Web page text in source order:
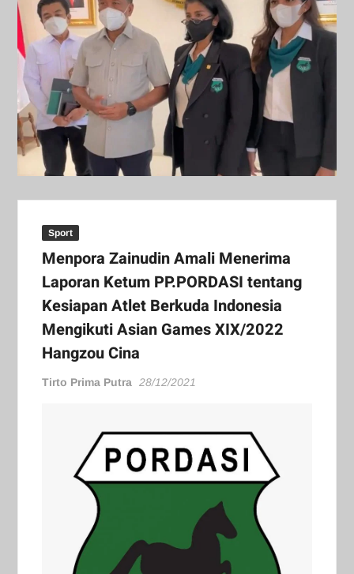
Sport
Menpora Zainudin Amali Menerima
Laporan Ketum PP.PORDASI tentang
Kesiapan Atlet Berkuda Indonesia
Mengikuti Asian Games XIX/2022
Hangzou Cina
Tirto Prima Putra 28/12/2021